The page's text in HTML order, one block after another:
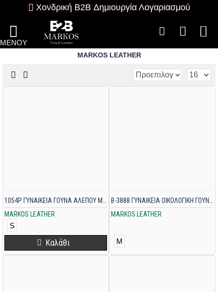
Χονδρική B2B Δημιουργία Λογαριασμού
MARKOS LEATHER
MARKOS LEATHER
S
Καλάθι
MARKOS LEATHER
M